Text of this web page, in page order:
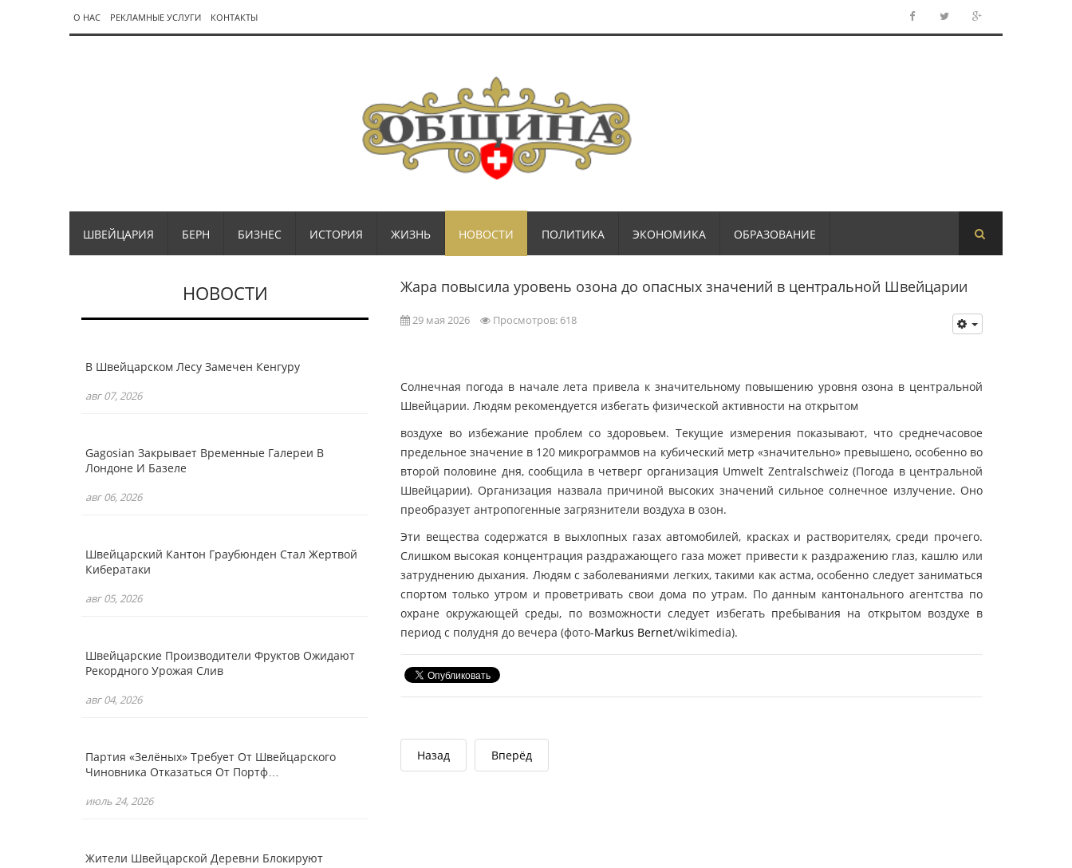
О НАС РЕКЛАМНЫЕ УСЛУГИ КОНТАКТЫ
ШВЕЙЦАРИЯ БЕРН БИЗНЕС ИСТОРИЯ ЖИЗНЬ НОВОСТИ ПОЛИТИКА ЭКОНОМИКА ОБРАЗОВАНИЕ
Жара повысила уровень озона до опасных значений в центральной Швейцарии
29 мая 2026 Просмотров: 618
Солнечная погода в начале лета привела к значительному повышению уровня озона в центральной
Швейцарии. Людям рекомендуется избегать физической активности на открытом
воздухе во избежание проблем со здоровьем. Текущие измерения показывают, что среднечасовое
предельное значение в 120 микрограммов на кубический метр «значительно» превышено, особенно во
второй половине дня, сообщила в четверг организация Umwelt Zentralschweiz (Погода в центральной
Швейцарии). Организация назвала причиной высоких значений сильное солнечное излучение. Оно
преобразует антропогенные загрязнители воздуха в озон.
Эти вещества содержатся в выхлопных газах автомобилей, красках и растворителях, среди прочего.
Слишком высокая концентрация раздражающего газа может привести к раздражению глаз, кашлю или
затруднению дыхания. Людям с заболеваниями легких, такими как астма, особенно следует заниматься
спортом только утром и проветривать свои дома по утрам. По данным кантонального агентства по
охране окружающей среды, по возможности следует избегать пребывания на открытом воздухе в
период с полудня до вечера (фото-Markus Bernet/wikimedia).
Назад Вперёд
НОВОСТИ
В Швейцарском Лесу Замечен Кенгуру
авг 07, 2026
Gagosian Закрывает Временные Галереи В
Лондоне И Базеле
авг 06, 2026
Швейцарский Кантон Граубюнден Стал Жертвой
Кибератаки
авг 05, 2026
Швейцарские Производители Фруктов Ожидают
Рекордного Урожая Слив
авг 04, 2026
Партия «зелёных» Требует От Швейцарского
Чиновника Отказаться От Портф…
июль 24, 2026
Жители Швейцарской Деревни Блокируют